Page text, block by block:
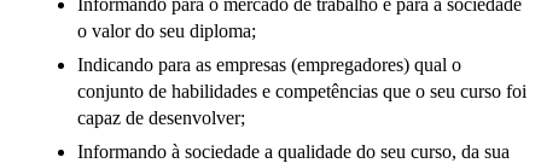
o valor do seu diploma;
Indicando para as empresas (empregadores) qual o
conjunto de habilidades e competências que o seu curso foi
capaz de desenvolver;
Informando à sociedade a qualidade do seu curso, da sua